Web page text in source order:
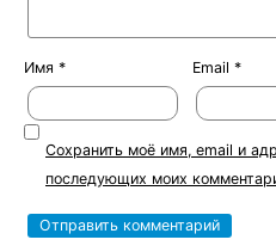
Имя * Email *
Сохранить моё имя, email и
последующих моих